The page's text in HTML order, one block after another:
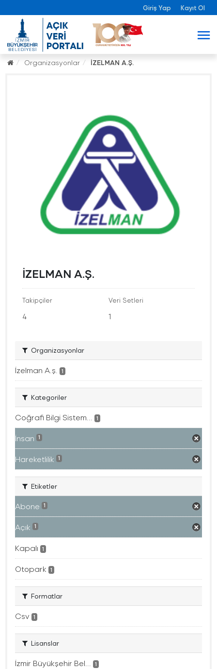
Giriş Yap Kayıt Ol
Organizasyonlar İZELMAN A.Ş.
İZELMAN A.Ş.
Takipçiler
4
Veri Setleri
1
Organizasyonlar
İzelman A.ş. 1
Kategoriler
Coğrafi Bilgi Sistem... 1
İnsan 1
Hareketlilik 1
Etiketler
Abone 1
Açık 1
Kapalı 1
Otopark 1
Formatlar
Csv 1
Lisanslar
İzmir Büyükşehir Bel... 1